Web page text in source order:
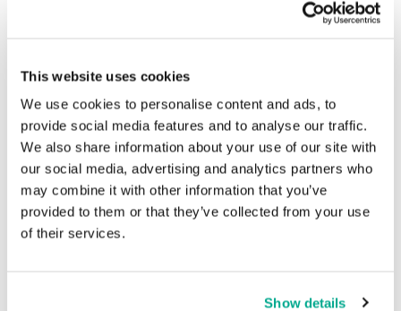
This website uses cookies
We use cookies to personalise content and ads, to
provide social media features and to analyse our traffic.
We also share information about your use of our site with
our social media, advertising and analytics partners who
may combine it with other information that you’ve
provided to them or that they’ve collected from your use
of their services.
Show details
Bestiario virtual. Miscelánea de virus
informáticos (№2, marzo de 2007)
Su dirección de correo electrónico no será publicada. Los
campos obligatorios están marcados con*